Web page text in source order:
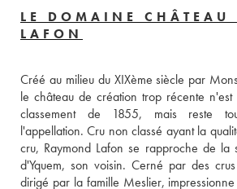
LE DOMAINE CHÂTEAU
LAFON
Créé au milieu du XIXème siècle par
le château de création trop récente
classement de 1855, mais reste
l'appellation. Cru non classé ayant la
cru, Raymond Lafon se rapproche de la
d'Yquem, son voisin. Cerné par des
dirigé par la famille Meslier,